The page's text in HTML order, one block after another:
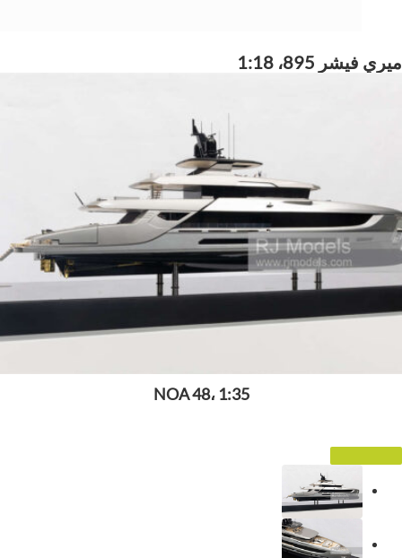
ميري فيشر 895، 1:18
NOA 48، 1:35